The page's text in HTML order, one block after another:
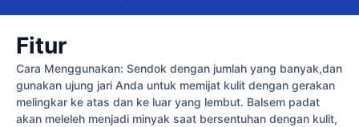
Fitur
Cara Menggunakan: Sendok dengan jumlah yang banyak,dan
gunakan ujung jari Anda untuk memijat kulit dengan gerakan
melingkar ke atas dan ke luar yang lembut. Balsem padat
akan meleleh menjadi minyak saat bersentuhan dengan kulit,